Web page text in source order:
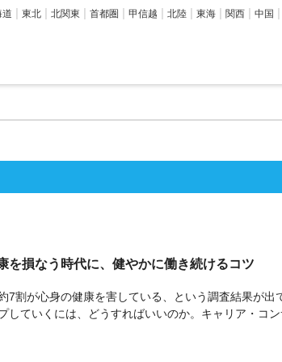
道 東北 北関東 首都圏 甲信越 北陸 東海 関西 中国